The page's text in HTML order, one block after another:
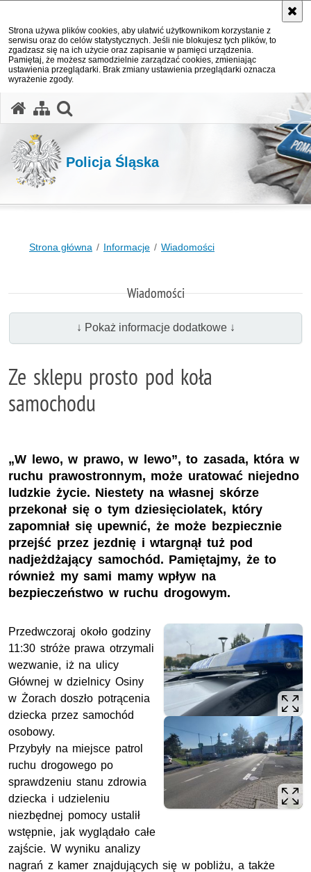
Strona używa plików cookies, aby ułatwić użytkownikom korzystanie z
serwisu oraz do celów statystycznych. Jeśli nie blokujesz tych plików, to
zgadzasz się na ich użycie oraz zapisanie w pamięci urządzenia.
Pamiętaj, że możesz samodzielnie zarządzać cookies, zmieniając
ustawienia przeglądarki. Brak zmiany ustawienia przeglądarki oznacza
wyrażenie zgody.
Policja Śląska
Strona główna Informacje Wiadomości
Wiadomości
↓ Pokaż informacje dodatkowe ↓
Ze sklepu prosto pod koła
samochodu
„W lewo, w prawo, w lewo”, to zasada, która w
ruchu prawostronnym, może uratować niejedno
ludzkie życie. Niestety na własnej skórze
przekonał się o tym dziesięciolatek, który
zapomniał się upewnić, że może bezpiecznie
przejść przez jezdnię i wtargnął tuż pod
nadjeżdżający samochód. Pamiętajmy, że to
również my sami mamy wpływ na
bezpieczeństwo w ruchu drogowym.
Przedwczoraj około godziny
11:30 stróże prawa otrzymali
wezwanie, iż na ulicy
Głównej w dzielnicy Osiny
w Żorach doszło potrącenia
dziecka przez samochód
osobowy.
Przybyły na miejsce patrol
ruchu drogowego po
sprawdzeniu stanu zdrowia
dziecka i udzieleniu
niezbędnej pomocy ustalił
wstępnie, jak wyglądało całe
zajście. W wyniku analizy
nagrań z kamer znajdujących się w pobliżu, a także